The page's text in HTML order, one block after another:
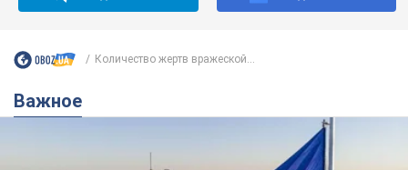
Количество жертв вражеской...
Важное